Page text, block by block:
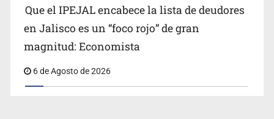
Que el IPEJAL encabece la lista de deudores
en Jalisco es un “foco rojo” de gran
magnitud: Economista
6 de Agosto de 2026